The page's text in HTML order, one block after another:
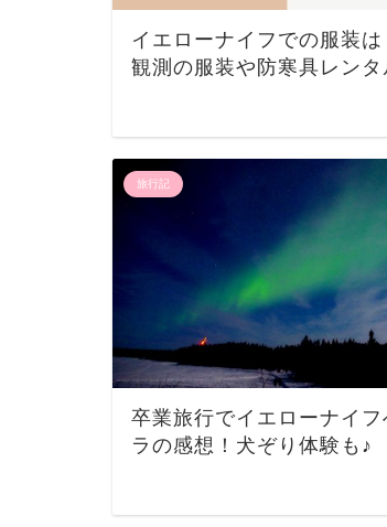
イエローナイフでの服装は
観測の服装や防寒具レンタ
旅行記
卒業旅行でイエローナイフ
ラの感想！犬ぞり体験も♪